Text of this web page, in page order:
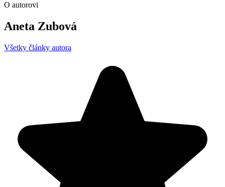
O autorovi
Aneta Zubová
Všetky články autora